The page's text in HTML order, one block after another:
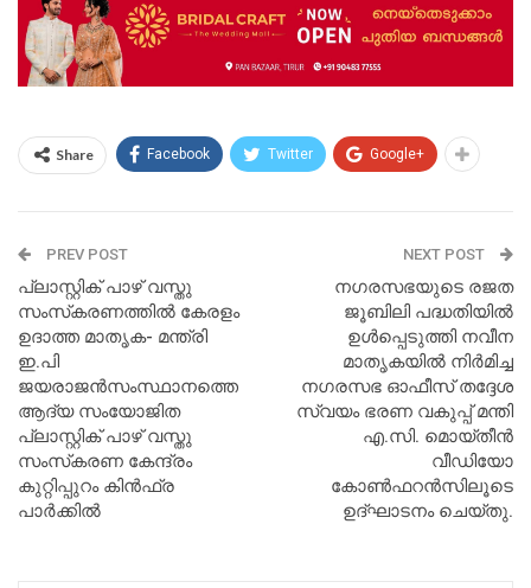
Share Facebook Twitter Google+
PREV POST
പ്ലാസ്റ്റിക് പാഴ് വസ്തു
സംസ്‌കരണത്തില്‍ കേരളം
ഉദാത്ത മാതൃക- മന്ത്രി
ഇ.പി
ജയരാജൻസംസ്ഥാനത്തെ
ആദ്യ സംയോജിത
പ്ലാസ്റ്റിക് പാഴ് വസ്തു
സംസ്‌കരണ കേന്ദ്രം
കുറ്റിപ്പുറം കിന്‍ഫ്ര
പാര്‍ക്കില്‍
NEXT POST
നഗരസഭയുടെ രജത
ജൂബിലി പദ്ധതിയില്‍
ഉള്‍പ്പെടുത്തി നവീന
മാതൃകയില്‍ നിര്‍മിച്ച
നഗരസഭ ഓഫീസ് തദ്ദേശ
സ്വയം ഭരണ വകുപ്പ് മന്തി
എ.സി. മൊയ്തീന്‍
വീഡിയോ
കോണ്‍ഫറന്‍സിലൂടെ
ഉദ്ഘാടനം ചെയ്തു.